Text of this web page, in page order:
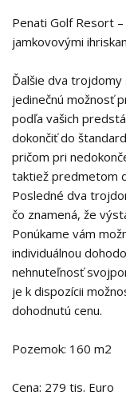
Penati Golf Resort
jamkovovými
Ďalšie dva
jedinečnú možnosť
podľa vašich
dokončiť do
pričom pri
taktiež predmetom
Posledné dva
čo znamená, že
Ponúkame vám
individuálnou
nehnuteľnosť
je k dispozícii
dohodnutú cenu.
Pozemok: 160 m2
Cena: 279 tis. Euro